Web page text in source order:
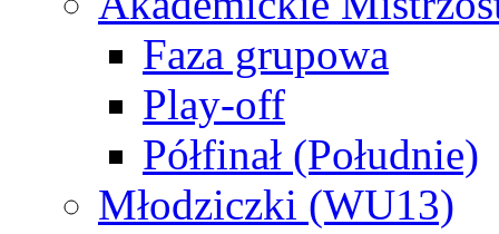
Faza grupowa
Play-off
Półfinał (Południe)
Młodziczki (WU13)